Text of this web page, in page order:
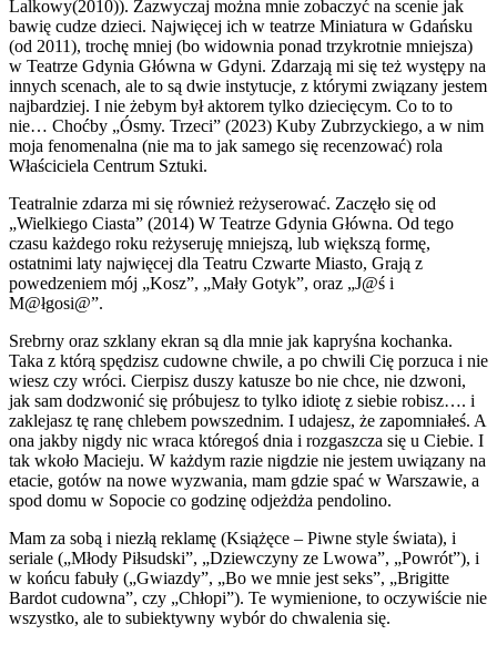
Lalkowy(2010)). Zazwyczaj można mnie zobaczyć na scenie jak
bawię cudze dzieci. Najwięcej ich w teatrze Miniatura w Gdańsku
(od 2011), trochę mniej (bo widownia ponad trzykrotnie mniejsza)
w Teatrze Gdynia Główna w Gdyni. Zdarzają mi się też występy na
innych scenach, ale to są dwie instytucje, z którymi związany jestem
najbardziej. I nie żebym był aktorem tylko dziecięcym. Co to to
nie… Choćby „Ósmy. Trzeci” (2023) Kuby Zubrzyckiego, a w nim
moja fenomenalna (nie ma to jak samego się recenzować) rola
Właściciela Centrum Sztuki.
Teatralnie zdarza mi się również reżyserować. Zaczęło się od
„Wielkiego Ciasta” (2014) W Teatrze Gdynia Główna. Od tego
czasu każdego roku reżyseruję mniejszą, lub większą formę,
ostatnimi laty najwięcej dla Teatru Czwarte Miasto, Grają z
powedzeniem mój „Kosz”, „Mały Gotyk”, oraz „J@ś i
M@łgosi@”.
Srebrny oraz szklany ekran są dla mnie jak kapryśna kochanka.
Taka z którą spędzisz cudowne chwile, a po chwili Cię porzuca i nie
wiesz czy wróci. Cierpisz duszy katusze bo nie chce, nie dzwoni,
jak sam dodzwonić się próbujesz to tylko idiotę z siebie robisz…. i
zaklejasz tę ranę chlebem powszednim. I udajesz, że zapomniałeś. A
ona jakby nigdy nic wraca któregoś dnia i rozgaszcza się u Ciebie. I
tak wkoło Macieju. W każdym razie nigdzie nie jestem uwiązany na
etacie, gotów na nowe wyzwania, mam gdzie spać w Warszawie, a
spod domu w Sopocie co godzinę odjeżdża pendolino.
Mam za sobą i niezłą reklamę (Książęce – Piwne style świata), i
seriale („Młody Piłsudski”, „Dziewczyny ze Lwowa”, „Powrót”), i
w końcu fabuły („Gwiazdy”, „Bo we mnie jest seks”, „Brigitte
Bardot cudowna”, czy „Chłopi”). Te wymienione, to oczywiście nie
wszystko, ale to subiektywny wybór do chwalenia się.